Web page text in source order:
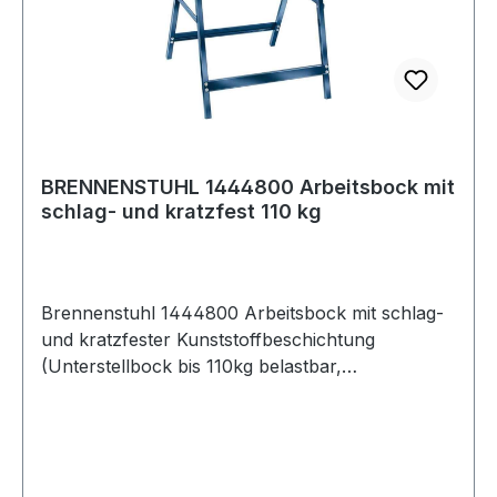
BRENNENSTUHL 1444800 Arbeitsbock mit
schlag- und kratzfest 110 kg
Brennenstuhl 1444800 Arbeitsbock mit schlag-
und kratzfester Kunststoffbeschichtung
(Unterstellbock bis 110kg belastbar,